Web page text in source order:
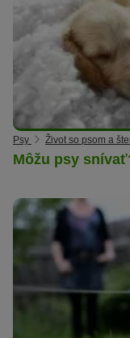
Psy Život so psom a
Môžu psy